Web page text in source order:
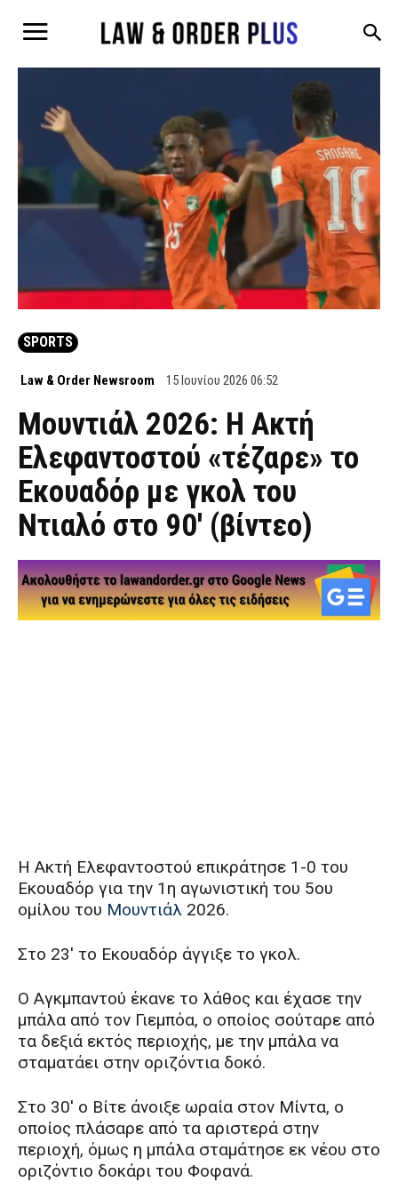
SPORTS
Law & Order Newsroom 15 Ιουνίου 2026 06:52
Μουντιάλ 2026: Η Ακτή
Ελεφαντοστού «τέζαρε» το
Εκουαδόρ με γκολ του
Ντιαλό στο 90′ (βίντεο)
Η Ακτή Ελεφαντοστού επικράτησε 1-0 του
Εκουαδόρ για την 1η αγωνιστική του 5ου
ομίλου του Μουντιάλ 2026.
Στο 23′ το Εκουαδόρ άγγιξε το γκολ.
Ο Αγκμπαντού έκανε το λάθος και έχασε την
μπάλα από τον Γιεμπόα, ο οποίος σούταρε από
τα δεξιά εκτός περιοχής, με την μπάλα να
σταματάει στην οριζόντια δοκό.
Στο 30′ ο Βίτε άνοιξε ωραία στον Μίντα, ο
οποίος πλάσαρε από τα αριστερά στην
περιοχή, όμως η μπάλα σταμάτησε εκ νέου στο
οριζόντιο δοκάρι του Φοφανά.